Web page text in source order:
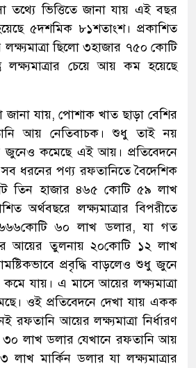
তথ্যে ভিত্তিতে জানা যায় এই বছর
৫দশমিক ৮১শতাংশ। প্রকাশিত
লক্ষ্যমাত্রা ছিলো ৩হাজার ৭৫০ কোটি
লক্ষ্যমাত্রার চেয়ে আয় কম হয়েছে
যায়, পোশাক খাত ছাড়া বেশির
আয় নেতিবাচক। শুধু তাই নয়
জুনেও কমেছে এই আয়। প্রতিবেদনে
ধরনের পণ্য রফতানিতে বৈদেশিক
তিন হাজার ৪৬৫ কোটি ৫৯ লাখ
অর্থবছরে লক্ষ্যমাত্রার বিপরীতে
৬০ লাখ ডলার, যা গত
আয়ের তুলনায় ২০কোটি ১২ লাখ
প্রবৃদ্ধি বাড়লেও শুধু জুনে
যায়। এ মাসে আয়ের লক্ষ্যমাত্রা
ওই প্রতিবেদনে দেখা যায় একক
রফতানি আয়ের লক্ষ্যমাত্রা নির্ধারণ
লাখ ডলার যেখানে রফতানি আয়
মার্কিন ডলার যা লক্ষ্যমাত্রার